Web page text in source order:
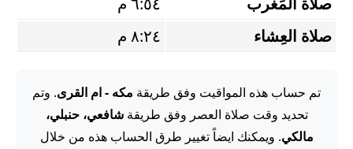
صلاة العِشاء
٨:٢٤ م
تم حساب هذه المواقيت وفق طريقة مكه - ام القرى. وتم
تحديد وقت صلاة العصر وفق طريقةشافعي، حنبلي،
مالكي. ويمكنك ايضاً تغيير طرق الحساب هذه من خلال